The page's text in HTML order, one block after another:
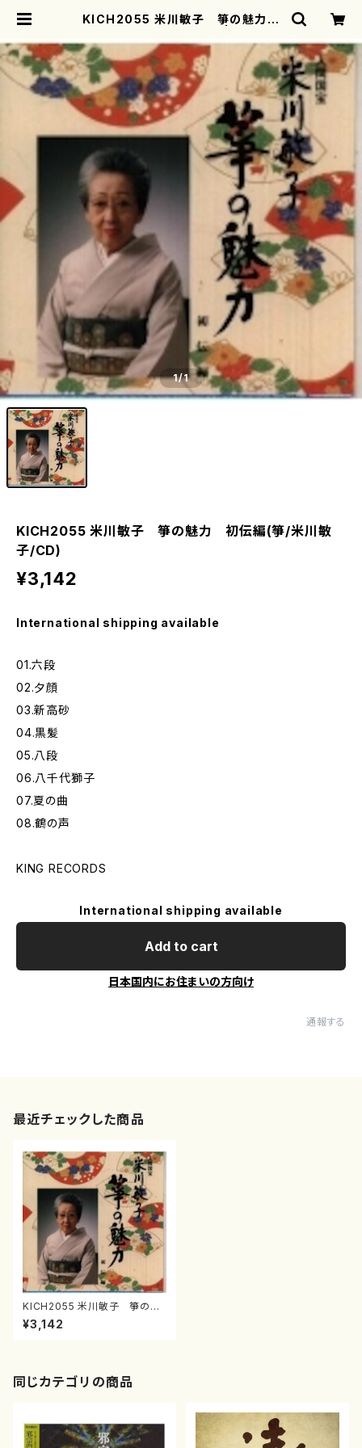
KICH2055 米川敏子 箏の魅力
earth
1/1
KICH2055 米川敏子 箏の魅力 初伝編(箏/米川敏
子/CD)
¥3,142
International shipping available
01.六段
02.夕顔
03.新高砂
04.黒髪
05.八段
06.八千代獅子
07.夏の曲
08.鶴の声
KING RECORDS
International shipping available
Add to cart
日本国内にお住まいの方向け
通報する
最近チェックした商品
KICH2055 米川敏子 箏の魅
力 初伝編(箏/米川敏子/CD)
¥3,142
同じカテゴリの商品